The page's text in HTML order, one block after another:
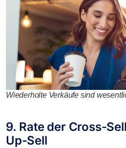
Wiederholte Verkäufe sind
9. Rate der Cross-
Up-Sell